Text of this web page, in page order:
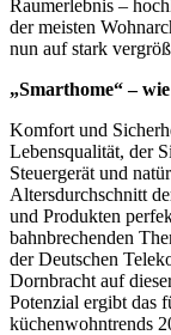
Raumerlebnis –
der meisten
nun auf stark
„Smarthome“ –
Komfort und
Lebensqualität, der
Steuergerät und
Altersdurchschnitt
und Produkten
bahnbrechenden
der Deutschen
Dornbracht auf
Potenzial ergibt das
küchenwohntrends